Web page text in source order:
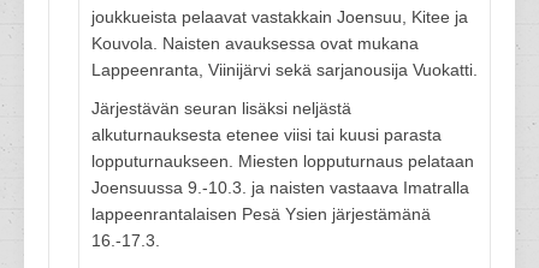
joukkueista pelaavat vastakkain Joensuu, Kitee ja
Kouvola. Naisten avauksessa ovat mukana
Lappeenranta, Viinijärvi sekä sarjanousija Vuokatti.
Järjestävän seuran lisäksi neljästä
alkuturnauksesta etenee viisi tai kuusi parasta
lopputurnaukseen. Miesten lopputurnaus pelataan
Joensuussa 9.-10.3. ja naisten vastaava Imatralla
lappeenrantalaisen Pesä Ysien järjestämänä
16.-17.3.